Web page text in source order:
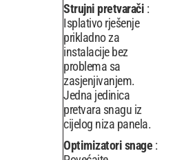
Strujni pretvarači :
Isplativo rješenje
prikladno za
instalacije bez
problema sa
zasjenjivanjem.
Jedna jedinica
pretvara snagu iz
cijelog niza panela.
Optimizatori snage :